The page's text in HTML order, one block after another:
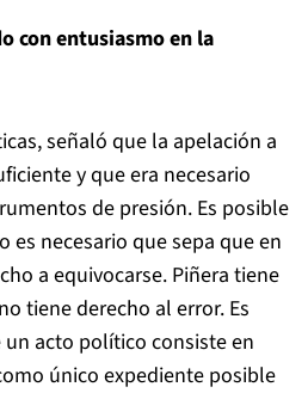
con entusiasmo en la
señaló que la apelación a
y que era necesario
de presión. Es posible
es necesario que sepa que en
a equivocarse. Piñera tiene
tiene derecho al error. Es
acto político consiste en
único expediente posible